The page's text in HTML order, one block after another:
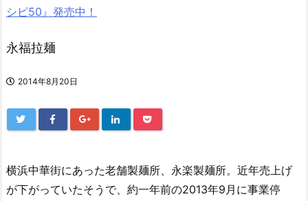
シピ50』発売中！
永福拉麺
2014年8月20日
横浜中華街にあった老舗製麺所、永楽製麺所。近年売上げ
が下がっていたそうで、約一年前の2013年9月に事業停